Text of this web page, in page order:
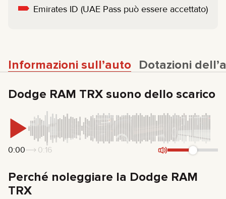
Emirates ID (UAE Pass può essere accettato)
Informazioni sull’auto Dotazioni
Dodge RAM TRX suono dello scarico
0:00 0:16
Perché noleggiare la Dodge RAM
TRX